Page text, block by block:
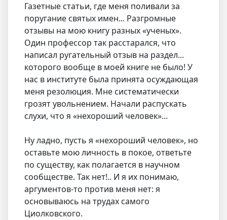
Газетные статьи, где меня поливали за
поругание святых имен... Разгромные
отзывы на мою книгу разных «ученых».
Один профессор так расстарался, что
написал ругательный отзыв на раздел...
которого вообще в моей книге не было! У
нас в институте была принята осуждающая
меня резолюция. Мне систематически
грозят увольнением. Начали распускать
слухи, что я «нехороший человек»...
Ну ладно, пусть я «нехороший человек», но
оставьте мою личность в покое, ответьте
по существу, как полагается в научном
сообществе. Так нет!.. И я их понимаю,
аргументов-то против меня нет: я
основываюсь на трудах самого
Циолковского.